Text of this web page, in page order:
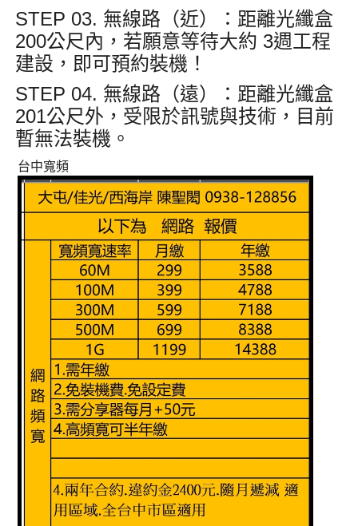
STEP 03. 無線路（近）
：距離光纖盒
200公尺內 ，若願意等待大約 3週工程
建設，即可預約裝機 ！
STEP 04. 無線路（遠）
：距離光纖盒
201公尺外 ，受限於訊號與技術，目前
暫無法裝機 。
台中寬頻